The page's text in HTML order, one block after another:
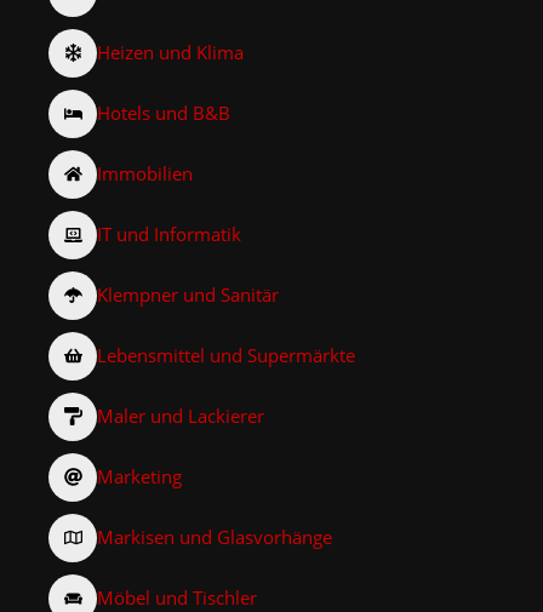
Heizen und Klima
Hotels und B&B
Immobilien
IT und Informatik
Klempner und Sanitär
Lebensmittel und Supermärkte
Maler und Lackierer
Marketing
Markisen und Glasvorhänge
Möbel und Tischler